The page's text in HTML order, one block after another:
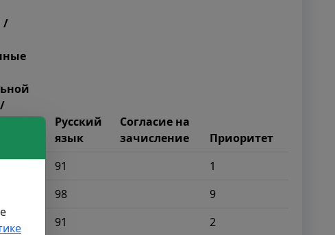
/
Русский
язык
Согласие на
зачисление
Приоритет
91
1
98
9
91
2